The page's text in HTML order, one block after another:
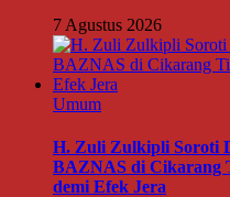
7 Agustus 2026
Umum
H. Zuli Zulkipli Soroti
BAZNAS di Cikarang
demi Efek Jera